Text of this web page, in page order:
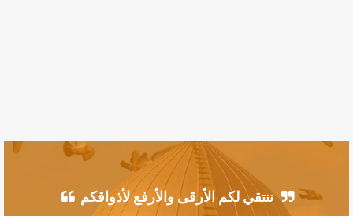
ننتقي لكم الأرقى والأرفع لأذواقكم